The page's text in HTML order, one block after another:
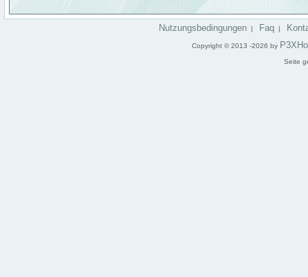
Nutzungsbedingungen | Faq |
Copyright © 2013 -2026 by
Seite